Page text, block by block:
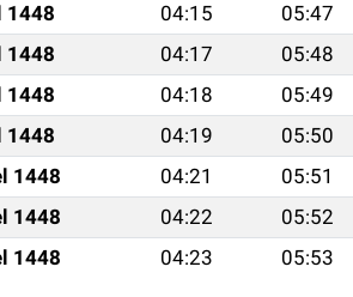
1448 04:15 05:47
1448 04:17 05:48
1448 04:18 05:49
1448 04:19 05:50
1448 04:21 05:51
1448 04:22 05:52
1448 04:23 05:53